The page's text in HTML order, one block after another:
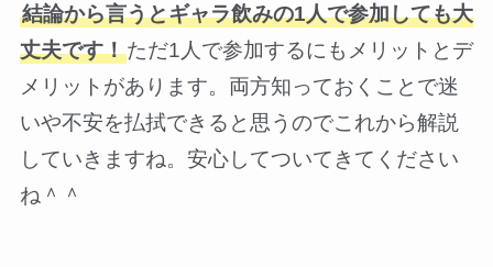
結論から言うとギャラ飲みの1人で参加しても大
丈夫です！ただ1人で参加するにもメリットとデ
メリットがあります。両方知っておくことで迷
いや不安を払拭できると思うのでこれから解説
していきますね。安心してついてきてください
ね＾＾